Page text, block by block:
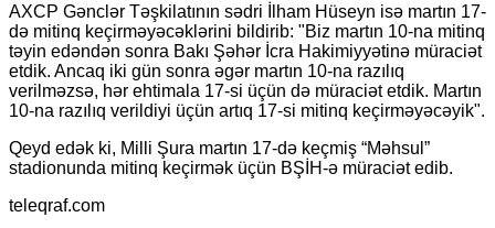
AXCP Gənclər Təşkilatının sədri İlham Hüseyn isə martın 17-
də mitinq keçirməyəcəklərini bildirib: "Biz martın 10-na mitinq
təyin edəndən sonra Bakı Şəhər İcra Hakimiyyətinə müraciət
etdik. Ancaq iki gün sonra əgər martın 10-na razılıq
verilməzsə, hər ehtimala 17-si üçün də müraciət etdik. Martın
10-na razılıq verildiyi üçün artıq 17-si mitinq keçirməyəcəyik".
Qeyd edək ki, Milli Şura martın 17-də keçmiş “Məhsul”
stadionunda mitinq keçirmək üçün BŞİH-ə müraciət edib.
teleqraf.com